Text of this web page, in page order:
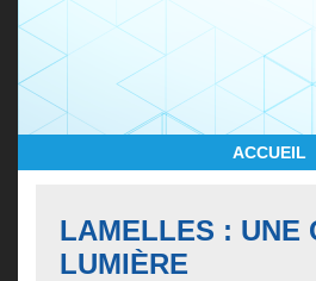
ACCUEIL
LAMELLES : UNE
LUMIÈRE